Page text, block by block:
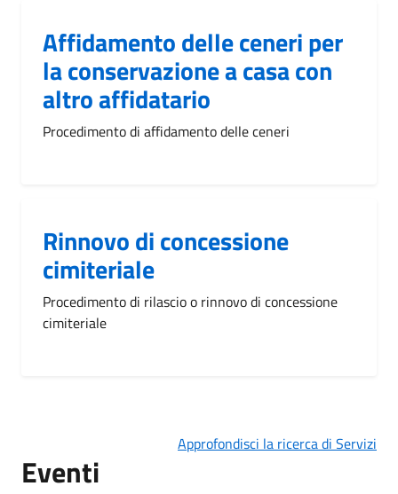
Affidamento delle ceneri per
la conservazione a casa con
altro affidatario
Procedimento di affidamento delle ceneri
Rinnovo di concessione
cimiteriale
Procedimento di rilascio o rinnovo di concessione
cimiteriale
Approfondisci la ricerca di Servizi
Eventi